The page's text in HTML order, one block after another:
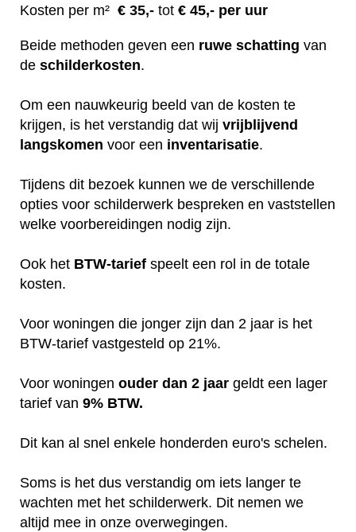
Kosten per m² € 35,- tot € 45,- per uur
Beide methoden geven een ruwe schatting van
de schilderkosten.
Om een nauwkeurig beeld van de kosten te
krijgen, is het verstandig dat wij vrijblijvend
langskomen voor een inventarisatie.
Tijdens dit bezoek kunnen we de verschillende
opties voor schilderwerk bespreken en vaststellen
welke voorbereidingen nodig zijn.
Ook het BTW-tarief speelt een rol in de totale
kosten.
Voor woningen die jonger zijn dan 2 jaar is het
BTW-tarief vastgesteld op 21%.
Voor woningen ouder dan 2 jaar geldt een lager
tarief van 9% BTW.
Dit kan al snel enkele honderden euro's schelen.
Soms is het dus verstandig om iets langer te
wachten met het schilderwerk. Dit nemen we
altijd mee in onze overwegingen.